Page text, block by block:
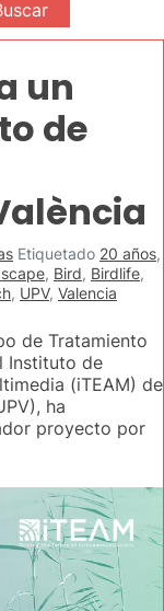
un
de
Etiquetado 20 años,
, Bird, Birdlife,
, UPV, Valencia
de Tratamiento
Instituto de
(iTEAM) de
ha
proyecto por